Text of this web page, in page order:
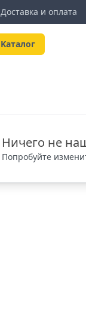
Доставка и оплата
Kаталог
Ничего не
Попробуйте